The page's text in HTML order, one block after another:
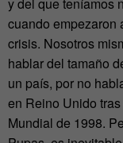
cuando empezaron
crisis. Nosotros
hablar del tamaño
un país, por no
en Reino Unido
Mundial de 1998.